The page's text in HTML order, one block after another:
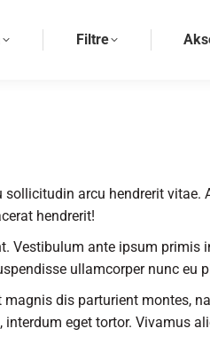
Filtre
sollicitudin arcu hendrerit vitae.
hendrerit!
Vestibulum ante ipsum primis
ullamcorper nunc eu
dis parturient montes,
interdum eget tortor. Vivamus